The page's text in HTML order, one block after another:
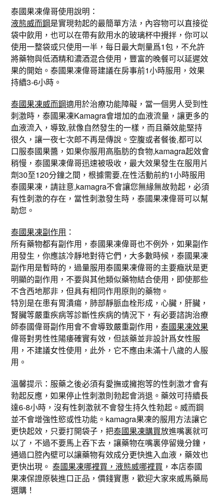
泰國果凍偉哥使用說明：
液態威而鋼是實現勃起的最簡單方法，內容物可以直接從
袋中飲用，也可以在帶有飲用水的玻璃杯中攪拌，你可以
使用一整袋或只使用一半，每日最大劑量爲1包，不允許
將藥物與低酒精和濃酒混合使用，豐富的晚餐可以延遲效
果的開始。泰國果凍偉哥建議在房事前1小時服用，效果
持續3-6小時。
泰國果凍威而鋼適用於治療功能障礙，當一個男人受到性
刺激時，泰國果凍Kamagra會增加的血液流量，讓更多的
血液流入，導致,就像自然發生的一樣，而且藥效能堅持
很久，讓一夜七次郎不再是傳說。空腹或者餐後,都可以
口服泰國果醬，如果你服用高脂肪的食物,kamagra起效會
稍慢，泰國果凍偉哥迅速被吸收，最大效果發生在服用片
劑30至120分鐘之間，根據需要,在性活動前約1小時服用
泰國果凍，請註意,kamagra不會讓您無緣無故勃起，必須
有性刺激的存在，當性刺激發生時，泰國果凍偉哥可以幫
助您。
泰國果凍副作用 ：
所有藥物都有副作用，泰國果凍偉哥也不例外，如果副作
用發生，你應該冷靜地對待它們，大多數時候，泰國果凍
副作用是暫時的，過量服用泰國果凍偉哥的主要癥狀是更
明顯的副作用，不要與其他類似藥物結合使用，即使那些
不含西地那非，但具有相同作用原則的藥物。
特別是在患有胃潰瘍，肺部靜脈血栓形成，心臟，肝臟，
腎臟等嚴重疾病等診斷性疾病的情況下，有必要諮詢治療
師泰國偉哥副作用會不會導致嚴重副作用，泰國果凍效果
偉哥對男性性陽痿確實有效，但該藥並非設計爲女性服
用，不建議女性使用，此外，它不應由未滿十八歲的人服
用。
溫馨提示：服藥之後必須有愛撫或擁抱等的性刺激才會有
勃起反應，如果停止性刺激則勃起會消退。藥效可持續長
達6-8小時，沒有性刺激就不會發生持久性勃起。威而鋼
並不會增強性慾或性功能。kamagra果凍的服用方法讓它
更快起效，只要打開袋子，把泰國果凍購買放進嘴裏就可
以了，不過不要馬上吞下去，讓藥物在嘴裏停留幾分鐘，
通過口腔內壁可以讓藥物有效成分更快進入血液，藥效也
更快出現。泰國果凍哪裡買，液態威哪裡買 ，本店泰國
果凍保證原裝進口正品，價錢實惠，歡迎大家來威馬藥局
選購！